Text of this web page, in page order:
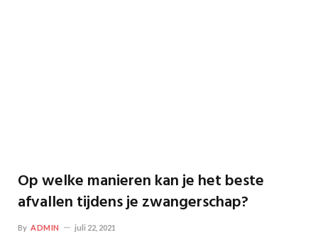
Op welke manieren kan je het beste
afvallen tijdens je zwangerschap?
By ADMIN juli 22, 2021